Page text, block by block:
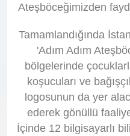
Ateşböceğimizden
Tamamlandığında
'Adım Adım
bölgelerinde
koşucuları ve
logosunun da yer
ederek gönüllü
İçinde 12 bilgisayarlı